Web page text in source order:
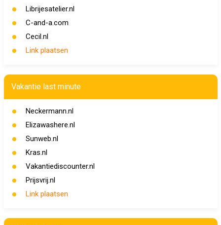
Librijesatelier.nl
C-and-a.com
Cecil.nl
Link plaatsen
Vakantie last minute
Neckermann.nl
Elizawashere.nl
Sunweb.nl
Kras.nl
Vakantiediscounter.nl
Prijsvrij.nl
Link plaatsen